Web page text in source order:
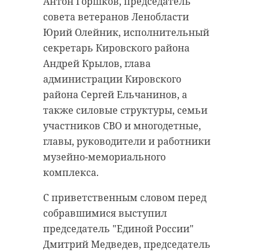
совета ветеранов Ленобласти
Юрий Олейник, исполнительный
секретарь Кировского района
Андрей Крылов, глава
администрации Кировского
района Сергей Ельчанинов, а
также силовые структуры, семьи
участников СВО и многодетные,
главы, руководители и работники
музейно-мемориального
комплекса.
С приветственным словом перед
собравшимися выступил
председатель "Единой России"
Дмитрий Медведев, председатель
РЕКОМЕНДУЕМ
Никита Стасишин
отметил успехи
Ленобласти в
решении ...
10 декабря 2021, 12:37
Александр
Дрозденко и
19 января 2023, 10:00